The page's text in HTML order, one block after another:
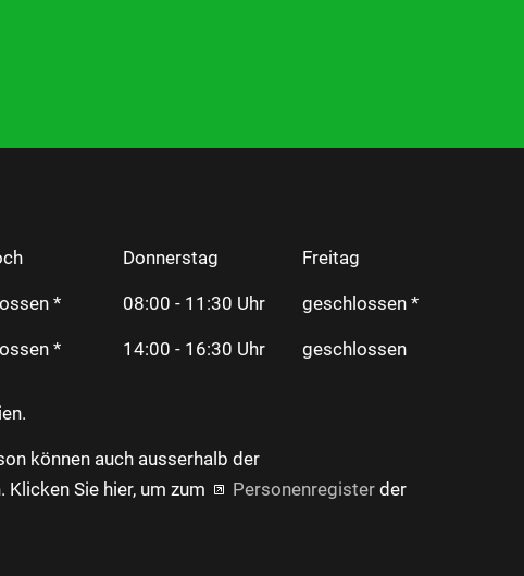
*
*
Donnerstag
08:00 - 11:30 Uhr
14:00 - 16:30 Uhr
Freitag
geschlossen *
geschlossen
können auch ausserhalb der
Sie hier, um zum
Personenregisterder